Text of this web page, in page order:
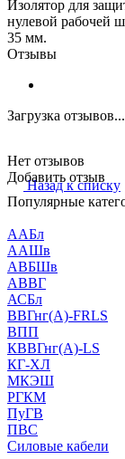
Изолятор для
нулевой рабочей
35 мм.
Отзывы
Загрузка отзывов...
Нет отзывов
Добавить отзыв
Назад к списку
Популярные
ААБл
ААШв
АВБШв
АВВГ
АСБл
ВВГнг(А)-FRLS
ВПП
КВВГнг(А)-LS
КГ-ХЛ
МКЭШ
РГКМ
ПуГВ
ПВС
Силовые кабели